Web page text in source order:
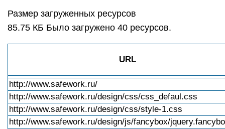
Размер загруженных ресурсов
85.75 КБ Было загружено 40 ресурсов.
URL
http://www.safework.ru/
http://www.safework.ru/design/css/css_defaul.css
http://www.safework.ru/design/css/style-1.css
http://www.safework.ru/design/js/fancybox/